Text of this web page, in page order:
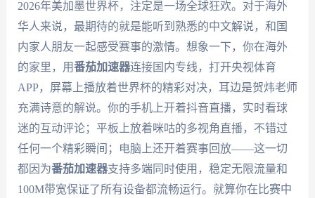
2026年美加墨世界杯，注定是一场全球狂欢。对于海外
华人来说，最期待的就是能听到熟悉的中文解说，和国
内家人朋友一起感受赛事的激情。想象一下，你在海外
的家里，用番茄加速器连接国内专线，打开央视体育
APP，屏幕上播放着世界杯的精彩对决，耳边是贺炜老师
充满诗意的解说。你的手机上开着抖音直播，实时看球
迷的互动评论；平板上放着咪咕的多视角直播，不错过
任何一个精彩瞬间；电脑上还开着赛事回放——这一切
都因为番茄加速器支持多端同时使用，稳定无限流量和
100M带宽保证了所有设备都流畅运行。就算你在比赛中